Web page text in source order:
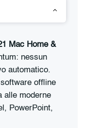
Mac Home &
nessun
automatico.
offline
alle moderne
PowerPoint,